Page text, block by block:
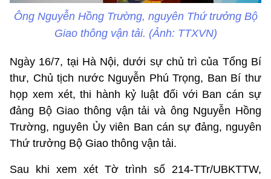
Ông Nguyễn Hồng Trường, nguyên Thứ trưởng Bộ
Giao thông vận tải. (Ảnh: TTXVN)
Ngày 16/7, tại Hà Nội, dưới sự chủ trì của Tổng Bí
thư, Chủ tịch nước Nguyễn Phú Trọng, Ban Bí thư
họp xem xét, thi hành kỷ luật đối với Ban cán sự
đảng Bộ Giao thông vận tải và ông Nguyễn Hồng
Trường, nguyên Ủy viên Ban cán sự đảng, nguyên
Thứ trưởng Bộ Giao thông vận tải.
Sau khi xem xét Tờ trình số 214-TTr/UBKTTW,